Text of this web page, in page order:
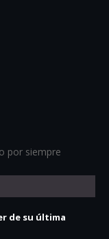
por siempre
de su última